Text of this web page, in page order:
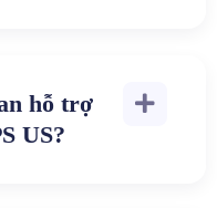
hỗ trợ
US?